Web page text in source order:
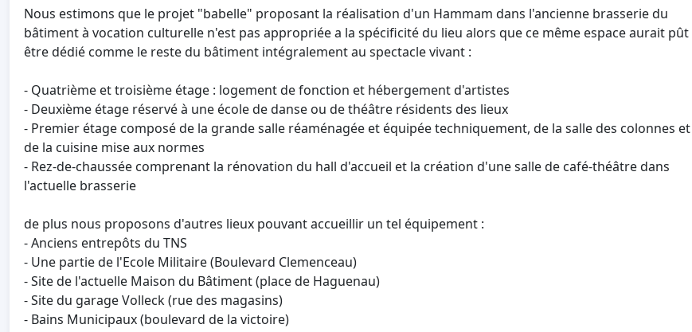
Nous estimons que le projet "babelle" proposant la réalisation d'un Hammam dans l'ancienne brasserie du
bâtiment à vocation culturelle n'est pas appropriée a la spécificité du lieu alors que ce même espace aurait pût
être dédié comme le reste du bâtiment intégralement au spectacle vivant :
- Quatrième et troisième étage : logement de fonction et hébergement d'artistes
- Deuxième étage réservé à une école de danse ou de théâtre résidents des lieux
- Premier étage composé de la grande salle réaménagée et équipée techniquement, de la salle des colonnes et
de la cuisine mise aux normes
- Rez-de-chaussée comprenant la rénovation du hall d'accueil et la création d'une salle de café-théâtre dans
l'actuelle brasserie
de plus nous proposons d'autres lieux pouvant accueillir un tel équipement :
- Anciens entrepôts du TNS
- Une partie de l'Ecole Militaire (Boulevard Clemenceau)
- Site de l'actuelle Maison du Bâtiment (place de Haguenau)
- Site du garage Volleck (rue des magasins)
- Bains Municipaux (boulevard de la victoire)